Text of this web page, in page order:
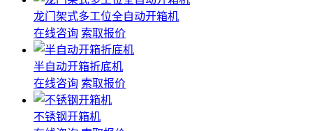
龙门架式多工位全自动开箱机
在线咨询 索取报价
半自动开箱折底机
在线咨询 索取报价
不锈钢开箱机